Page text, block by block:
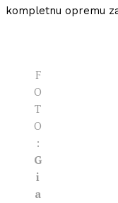
kompletnu opremu
F
O
T
O
:
G
i
a